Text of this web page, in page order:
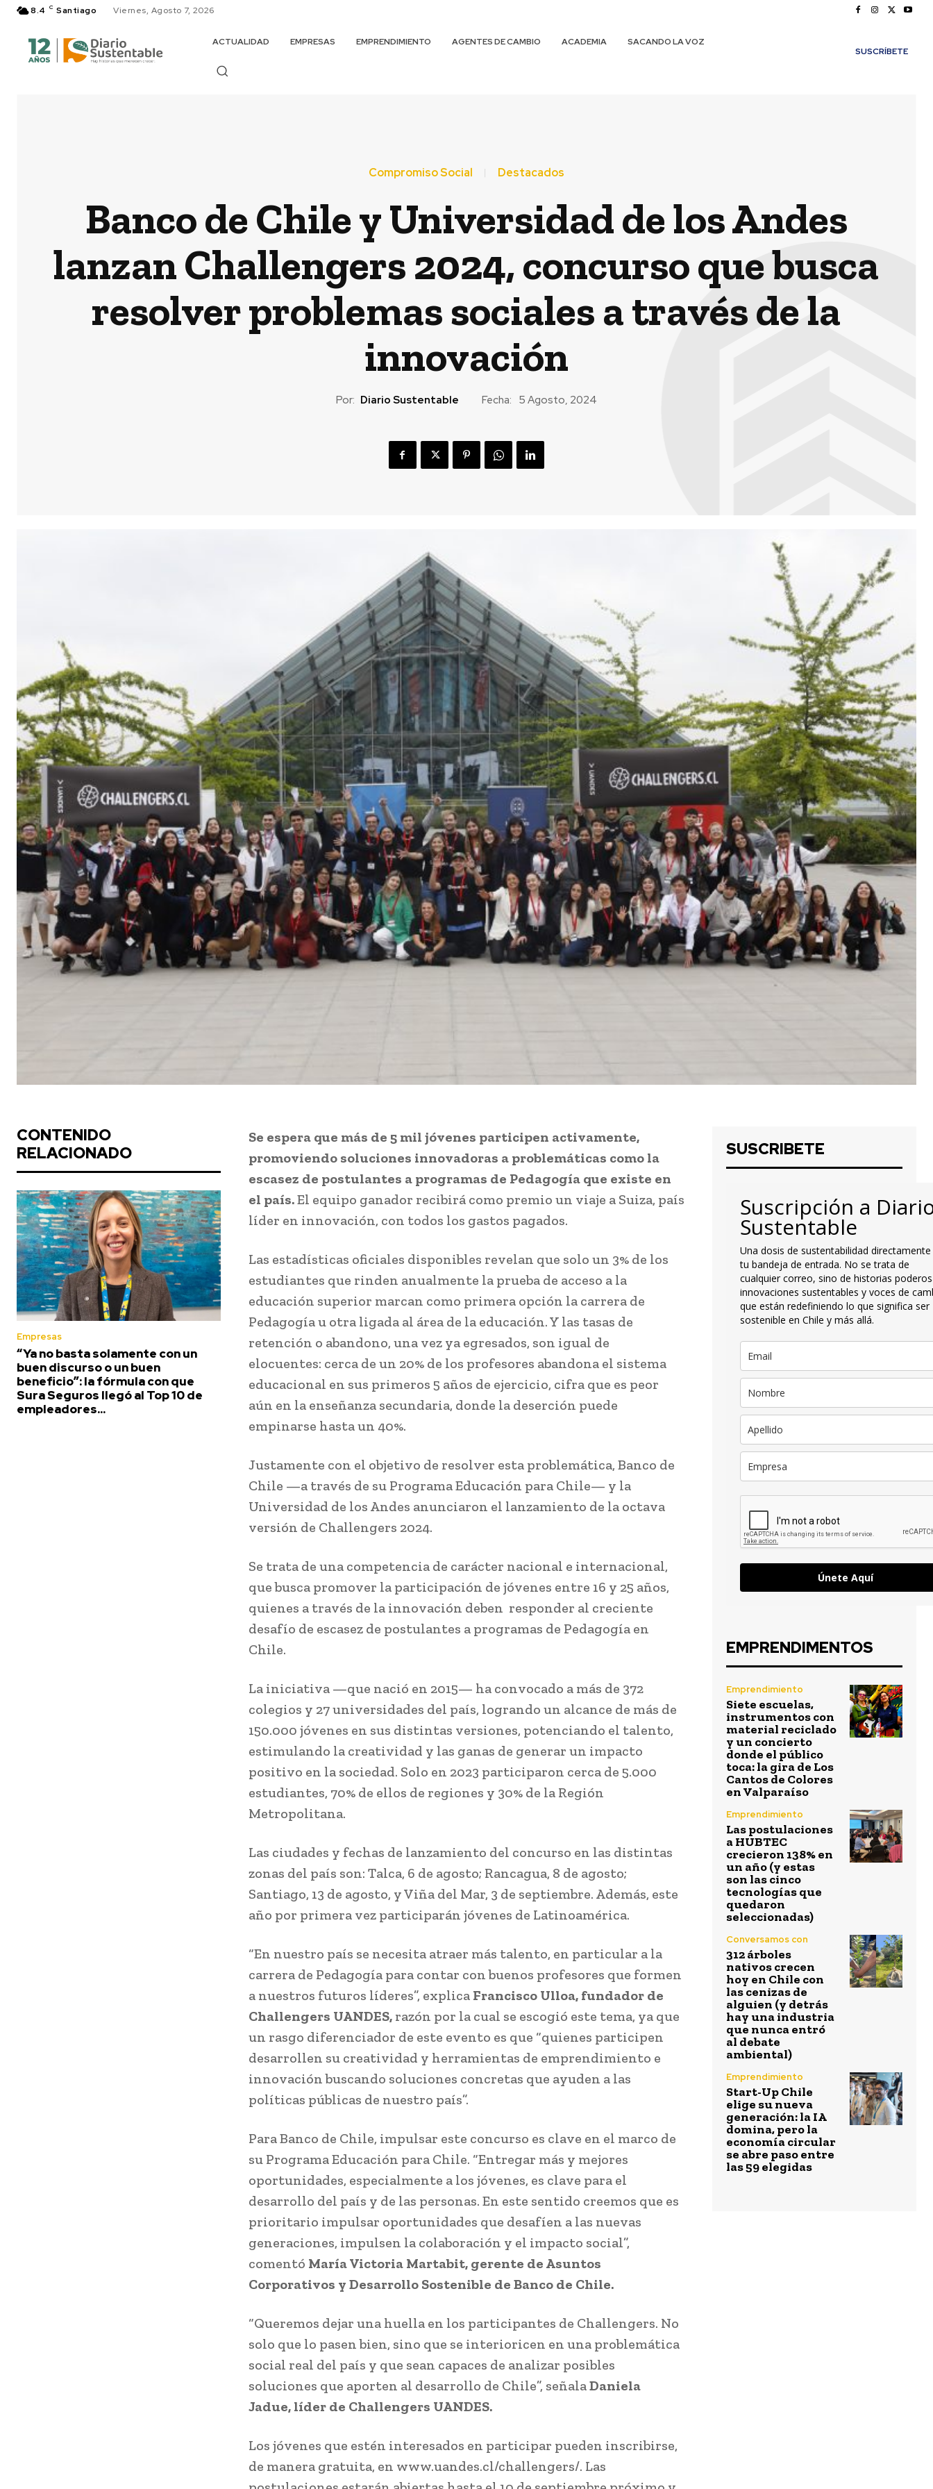
8.4 C Santiago Viernes, Agosto 7, 2026
ACTUALIDAD EMPRESAS EMPRENDIMIENTO AGENTES DE CAMBIO ACADEMIA
SACANDO LA VOZ
SUSCRÍBETE
Compromiso Social Destacados
Banco de Chile y Universidad de los Andes
lanzan Challengers 2024, concurso que busca
resolver problemas sociales a través de la
innovación
Por: Diario Sustentable Fecha: 5 Agosto, 2024
CONTENIDO
RELACIONADO
Empresas
“Ya no basta solamente con un
buen discurso o un buen
beneficio”: la fórmula con que
Sura Seguros llegó al Top 10 de
empleadores...
Se espera que más de 5 mil jóvenes participen activamente,
promoviendo soluciones innovadoras a problemáticas como la
escasez de postulantes a programas de Pedagogía que existe en
el país.El equipo ganador recibirá como premio un viaje a Suiza, país
líder en innovación, con todos los gastos pagados.
Las estadísticas oficiales disponibles revelan que solo un 3% de los
estudiantes que rinden anualmente la prueba de acceso a la
educación superior marcan como primera opción la carrera de
Pedagogía u otra ligada al área de la educación. Y las tasas de
retención o abandono, una vez ya egresados, son igual de
elocuentes: cerca de un 20% de los profesores abandona el sistema
educacional en sus primeros 5 años de ejercicio, cifra que es peor
aún en la enseñanza secundaria, donde la deserción puede
empinarse hasta un 40%.
Justamente con el objetivo de resolver esta problemática, Banco de
Chile —a través de su Programa Educación para Chile— y la
Universidad de los Andes anunciaron el lanzamiento de la octava
versión de Challengers 2024.
Se trata de una competencia de carácter nacional e internacional,
que busca promover la participación de jóvenes entre 16 y 25 años,
quienes a través de la innovación deben responder al creciente
desafío de escasez de postulantes a programas de Pedagogía en
Chile.
La iniciativa —que nació en 2015— ha convocado a más de 372
colegios y 27 universidades del país, logrando un alcance de más de
150.000 jóvenes en sus distintas versiones, potenciando el talento,
estimulando la creatividad y las ganas de generar un impacto
positivo en la sociedad. Solo en 2023 participaron cerca de 5.000
estudiantes, 70% de ellos de regiones y 30% de la Región
Metropolitana.
Las ciudades y fechas de lanzamiento del concurso en las distintas
zonas del país son: Talca, 6 de agosto; Rancagua, 8 de agosto;
Santiago, 13 de agosto, y Viña del Mar, 3 de septiembre. Además, este
año por primera vez participarán jóvenes de Latinoamérica.
“En nuestro país se necesita atraer más talento, en particular a la
carrera de Pedagogía para contar con buenos profesores que formen
a nuestros futuros líderes”, explica Francisco Ulloa, fundador de
Challengers UANDES, razón por la cual se escogió este tema, ya que
un rasgo diferenciador de este evento es que “quienes participen
desarrollen su creatividad y herramientas de emprendimiento e
innovación buscando soluciones concretas que ayuden a las
políticas públicas de nuestro país”.
Para Banco de Chile, impulsar este concurso es clave en el marco de
su Programa Educación para Chile. “Entregar más y mejores
oportunidades, especialmente a los jóvenes, es clave para el
desarrollo del país y de las personas. En este sentido creemos que es
prioritario impulsar oportunidades que desafíen a las nuevas
generaciones, impulsen la colaboración y el impacto social”,
comentó María Victoria Martabit, gerente de Asuntos
Corporativos y Desarrollo Sostenible de Banco de Chile.
“Queremos dejar una huella en los participantes de Challengers. No
solo que lo pasen bien, sino que se interioricen en una problemática
social real del país y que sean capaces de analizar posibles
soluciones que aporten al desarrollo de Chile”, señalaDaniela
Jadue, líder de Challengers UANDES.
Los jóvenes que estén interesados en participar pueden inscribirse,
de manera gratuita, en www.uandes.cl/challengers/. Las
SUSCRIBETE
Suscripción a
Sustentable
Una dosis de sustentabilidad
tu bandeja de entrada. No se trata de
cualquier correo, sino de historias
innovaciones sustentables y voces de
que están redefiniendo lo que significa ser
sostenible en Chile y más allá.
Únete Aquí
EMPRENDIMENTOS
Emprendimiento
Siete escuelas,
instrumentos con
material reciclado
y un concierto
donde el público
toca: la gira de Los
Cantos de Colores
en Valparaíso
Emprendimiento
Las postulaciones
a HUBTEC
crecieron 138% en
un año (y estas
son las cinco
tecnologías que
quedaron
seleccionadas)
Conversamos con
312 árboles
nativos crecen
hoy en Chile con
las cenizas de
alguien (y detrás
hay una industria
que nunca entró
al debate
ambiental)
Emprendimiento
Start-Up Chile
elige su nueva
generación: la IA
domina, pero la
economía circular
se abre paso entre
las 59 elegidas